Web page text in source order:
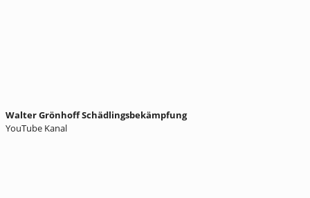
Walter Grönhoff Schädlingsbekämpfung
YouTube Kanal